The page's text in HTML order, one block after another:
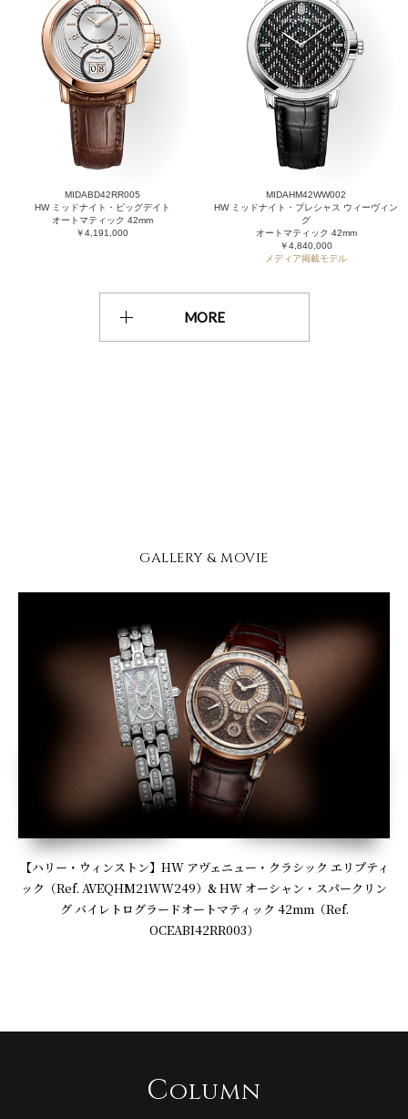
MIDABD42RR005
HW ミッドナイト・ビッグデイト
オートマティック 42mm
￥4,191,000
MIDAHM42WW002
HW ミッドナイト・プレシャス ウィーヴィン
グ
オートマティック 42mm
￥4,840,000
メディア掲載モデル
MORE
GALLERY & MOVIE
【ハリー・ウィンストン】HW アヴェニュー・クラシック エリプティ
ック（Ref. AVEQHM21WW249）& HW オーシャン・スパークリン
グ バイレトログラードオートマティック 42mm（Ref.
OCEABI42RR003）
Column